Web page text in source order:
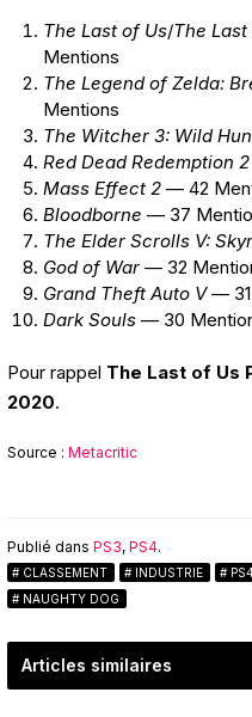
The Last of Us/The
Mentions
The Legend of Zelda:
Mentions
The Witcher 3: Wild
Red Dead Redemption 2
Mass Effect 2 — 42
Bloodborne — 37
The Elder Scrolls V:
God of War — 32
Grand Theft Auto V— 31
Dark Souls — 30
Pour rappel The Last of Us
2020.
Source : Metacritic
Publié dans PS3, PS4.
CLASSEMENT INDUSTRIE PS4
NAUGHTY DOG
Articles similaires